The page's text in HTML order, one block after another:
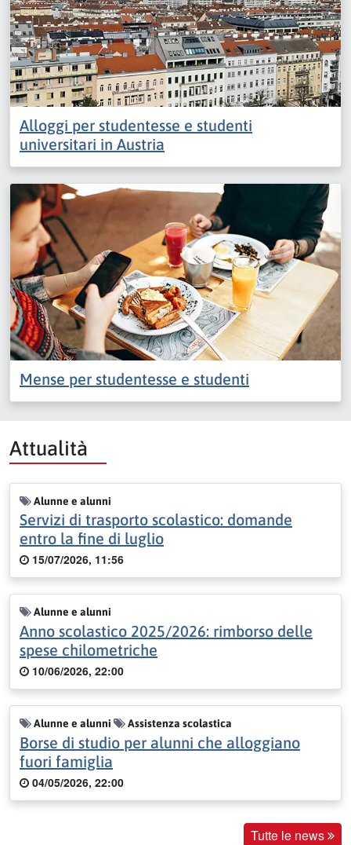
Alloggi per studentesse e studenti
universitari in Austria
Mense per studentesse e studenti
Attualità
Alunne e alunni
Servizi di trasporto scolastico: domande
entro la fine di luglio
15/07/2026, 11:56
Alunne e alunni
Anno scolastico 2025/2026: rimborso delle
spese chilometriche
10/06/2026, 22:00
Alunne e alunni Assistenza scolastica
Borse di studio per alunni che alloggiano
fuori famiglia
04/05/2026, 22:00
Tutte le news